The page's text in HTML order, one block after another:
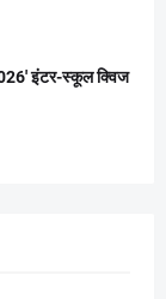
इंटर-स्कूल क्विज